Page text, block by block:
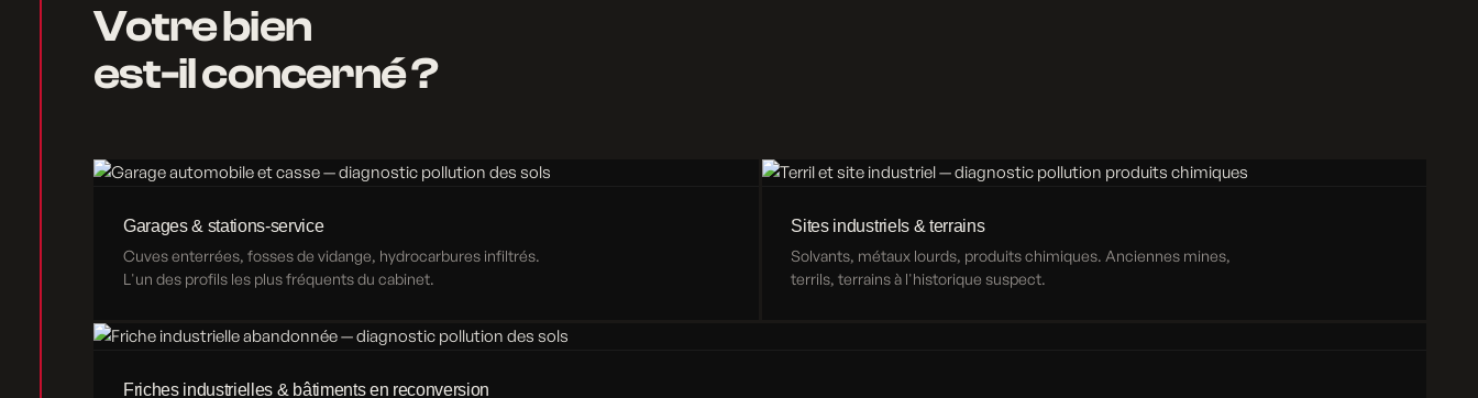
Votre bien
est-il concerné ?
Garages & stations-service
Cuves enterrées, fosses de vidange, hydrocarbures infiltrés.
L'un des profils les plus fréquents du cabinet.
Sites industriels & terrains
Solvants, métaux lourds, produits chimiques. Anciennes mines,
terrils, terrains à l'historique suspect.
Friches industrielles & bâtiments en reconversion